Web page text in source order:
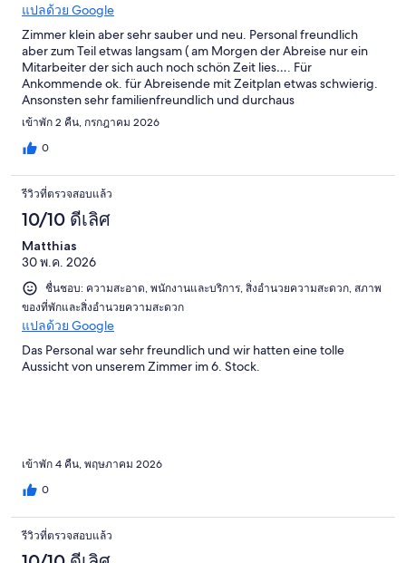
แปลด้วย Google
Zimmer klein aber sehr sauber und neu. Personal freundlich
aber zum Teil etwas langsam ( am Morgen der Abreise nur ein
Mitarbeiter der sich auch noch schön Zeit lies…. Für
Ankommende ok. für Abreisende mit Zeitplan etwas schwierig.
Ansonsten sehr familienfreundlich und durchaus
empfehlenswert. Die Lobby könnte durchaus schöner sein.
เข้าพัก 2 คืน, กรกฎาคม 2026
0
รีวิวที่ตรวจสอบแล้ว
10/10 ดีเลิศ
Matthias
30 พ.ค. 2026
ชื่นชอบ: ความสะอาด, พนักงานและบริการ, สิ่งอำนวยความสะดวก, สภาพ
ของที่พักและสิ่งอำนวยความสะดวก
แปลด้วย Google
Das Personal war sehr freundlich und wir hatten eine tolle
Aussicht von unserem Zimmer im 6. Stock.
เข้าพัก 4 คืน, พฤษภาคม 2026
0
รีวิวที่ตรวจสอบแล้ว